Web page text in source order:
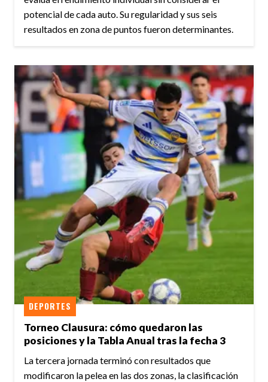
potencial de cada auto. Su regularidad y sus seis
resultados en zona de puntos fueron determinantes.
Torneo Clausura: cómo quedaron las
posiciones y la Tabla Anual tras la fecha 3
DEPORTES
La tercera jornada terminó con resultados que
modificaron la pelea en las dos zonas, la clasificación